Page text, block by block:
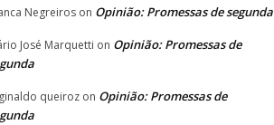
Negreiros on Opinião: Promessas de segunda
José Marquetti on Opinião: Promessas de
queiroz on Opinião: Promessas de